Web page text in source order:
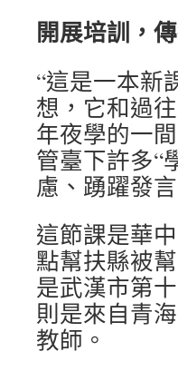
開展培訓，
“這是一本新
想，它和過
年夜學的一
管臺下許多“
慮、踴躍發言
這節課是華
點幫扶縣被
是武漢市第
則是來自青
教師。